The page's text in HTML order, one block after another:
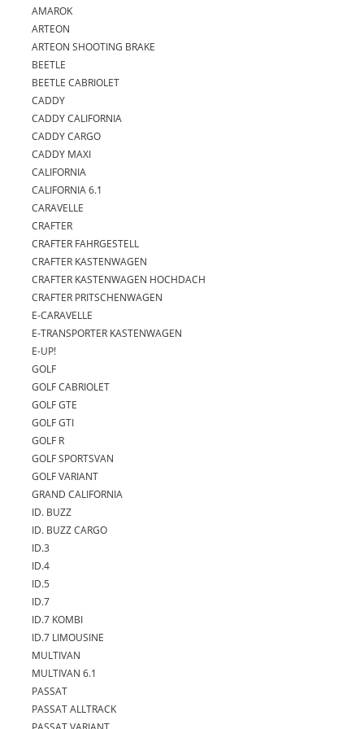
AMAROK
ARTEON
ARTEON SHOOTING BRAKE
BEETLE
BEETLE CABRIOLET
CADDY
CADDY CALIFORNIA
CADDY CARGO
CADDY MAXI
CALIFORNIA
CALIFORNIA 6.1
CARAVELLE
CRAFTER
CRAFTER FAHRGESTELL
CRAFTER KASTENWAGEN
CRAFTER KASTENWAGEN HOCHDACH
CRAFTER PRITSCHENWAGEN
E-CARAVELLE
E-TRANSPORTER KASTENWAGEN
E-UP!
GOLF
GOLF CABRIOLET
GOLF GTE
GOLF GTI
GOLF R
GOLF SPORTSVAN
GOLF VARIANT
GRAND CALIFORNIA
ID. BUZZ
ID. BUZZ CARGO
ID.3
ID.4
ID.5
ID.7
ID.7 KOMBI
ID.7 LIMOUSINE
MULTIVAN
MULTIVAN 6.1
PASSAT
PASSAT ALLTRACK